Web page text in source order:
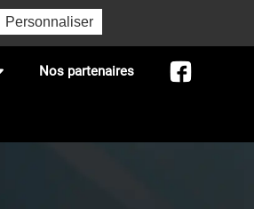
Personnaliser
Nos partenaires